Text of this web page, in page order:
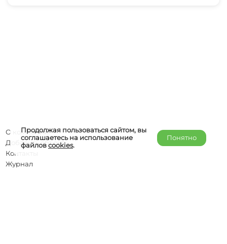
Продолжая пользоваться сайтом, вы
соглашаетесь на использование
файловcookies.
Понятно
О компании
Добавить объект
Контакты
Журнал